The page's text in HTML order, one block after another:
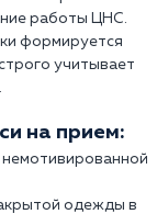
работы ЦНС.
формируется
учитывает
на прием:
немотивированной
одежды в